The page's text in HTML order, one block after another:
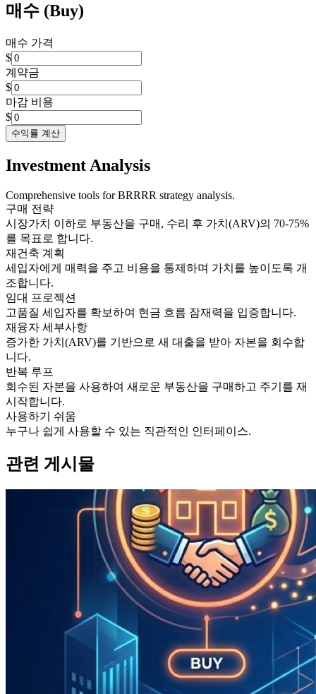
매수 (Buy)
매수 가격
$
계약금
$
마감 비용
$
수익률 계산
Investment Analysis
Comprehensive tools for BRRRR strategy analysis.
구매 전략
시장가치 이하로 부동산을 구매, 수리 후 가치(ARV)의 70-75%
를 목표로 합니다.
재건축 계획
세입자에게 매력을 주고 비용을 통제하며 가치를 높이도록 개
조합니다.
임대 프로젝션
고품질 세입자를 확보하여 현금 흐름 잠재력을 입증합니다.
재융자 세부사항
증가한 가치(ARV)를 기반으로 새 대출을 받아 자본을 회수합
니다.
반복 루프
회수된 자본을 사용하여 새로운 부동산을 구매하고 주기를 재
시작합니다.
사용하기 쉬움
누구나 쉽게 사용할 수 있는 직관적인 인터페이스.
관련 게시물